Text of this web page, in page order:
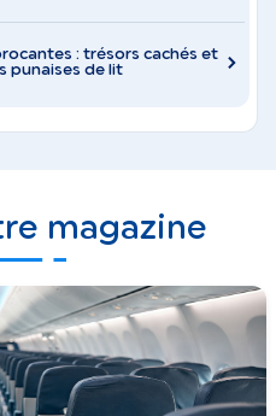
: trésors cachés et
punaises de lit
magazine